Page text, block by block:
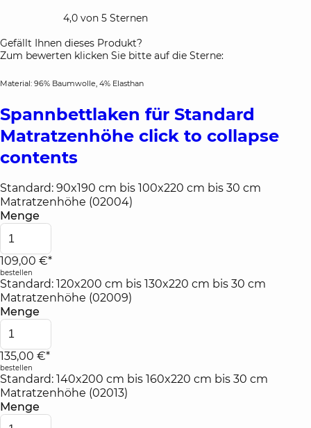
4,0 von 5 Sternen
Gefällt Ihnen dieses Produkt?
Zum bewerten klicken Sie bitte auf die Sterne:
Material: 96% Baumwolle, 4% Elasthan
Spannbettlaken für Standard
Matratzenhöhe click to collapse
contents
Standard: 90x190 cm bis 100x220 cm bis 30 cm
Matratzenhöhe (02004)
Menge
109,00 €*
bestellen
Standard: 120x200 cm bis 130x220 cm bis 30 cm
Matratzenhöhe (02009)
Menge
135,00 €*
bestellen
Standard: 140x200 cm bis 160x220 cm bis 30 cm
Matratzenhöhe (02013)
Menge